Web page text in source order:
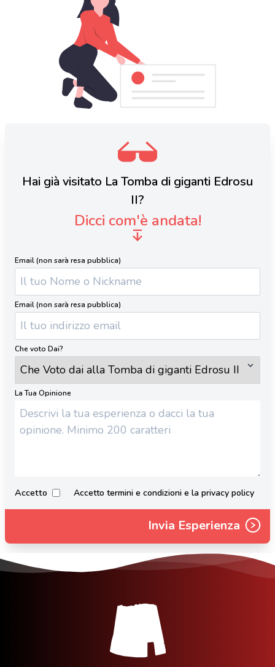
Hai già visitato La Tomba di giganti Edrosu
II?
Dicci com'è andata!
Email (non sarà resa pubblica)
Email (non sarà resa pubblica)
Che voto Dai?
La Tua Opinione
Accetto Accetto termini e condizioni e la privacy policy
Invia Esperienza